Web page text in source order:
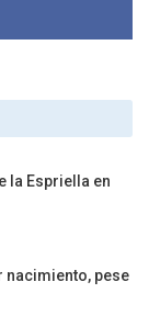
la Espriella en
nacimiento, pese